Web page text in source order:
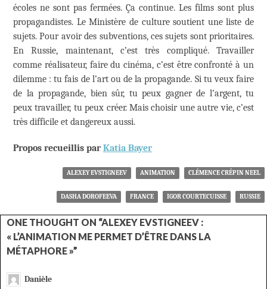
écoles ne sont pas fermées. Ça continue. Les films sont plus
propagandistes. Le Ministère de culture soutient une liste de
sujets. Pour avoir des subventions, ces sujets sont prioritaires.
En Russie, maintenant, c’est très compliqué. Travailler
comme réalisateur, faire du cinéma, c’est être confronté à un
dilemme : tu fais de l’art ou de la propagande. Si tu veux faire
de la propagande, bien sûr, tu peux gagner de l’argent, tu
peux travailler, tu peux créer. Mais choisir une autre vie, c’est
très difficile et dangereux aussi.
Propos recueillis parKatia Bayer
ALEXEY EVSTIGNEEV ANIMATION CLÉMENCE CRÉPIN NEEL
DASHA DOROFEEVA FRANCE IGOR COURTECUISSE RUSSIE
ONE THOUGHT ON “ALEXEY EVSTIGNEEV :
« L’ANIMATION ME PERMET D’ÊTRE DANS LA
MÉTAPHORE »”
Danièle